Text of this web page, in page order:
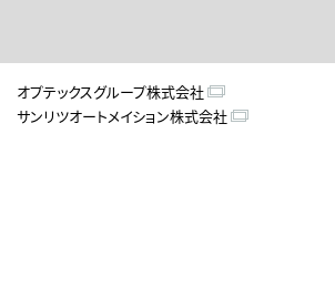
オプテックスグループ株式会社
サンリツオートメイション株式会社